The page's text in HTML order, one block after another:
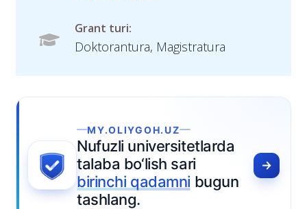
Grant turi:
Doktorantura, Magistratura
MY.OLIYGOH.UZ
Nufuzli universitetlarda
talaba bo‘lish sari
birinchi qadamnibugun
tashlang.